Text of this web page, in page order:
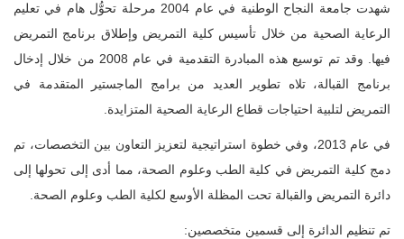
شهدت جامعة النجاح الوطنية في عام 2004 مرحلة تحوُّل هام في تعليم
الرعاية الصحية من خلال تأسيس كلية التمريض وإطلاق برنامج التمريض
فيها. وقد تم توسيع هذه المبادرة التقدمية في عام 2008 من خلال إدخال
برنامج القبالة، تلاه تطوير العديد من برامج الماجستير المتقدمة في
التمريض لتلبية احتياجات قطاع الرعاية الصحية المتزايدة.
في عام 2013، وفي خطوة استراتيجية لتعزيز التعاون بين التخصصات، تم
دمج كلية التمريض في كلية الطب وعلوم الصحة، مما أدى إلى تحولها إلى
دائرة التمريض والقبالة تحت المظلة الأوسع لكلية الطب وعلوم الصحة.
تم تنظيم الدائرة إلى قسمين متخصصين: